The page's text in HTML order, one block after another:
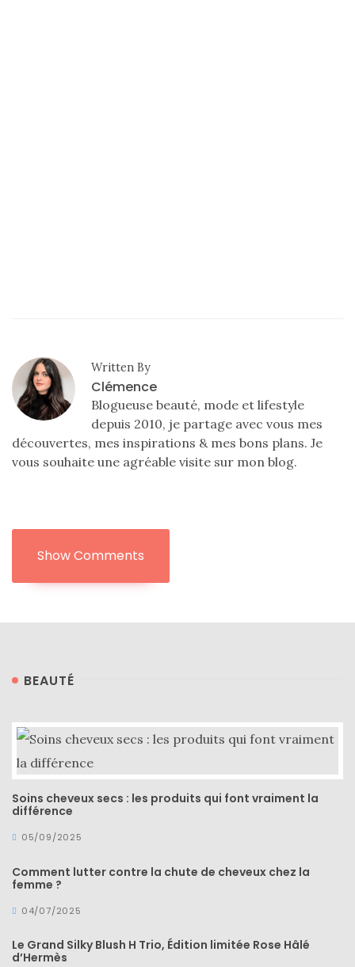
lequel
choisir
Actualités
beauté
(54)
Favoris
et
déceptions
(27)
Revues
(478)
(70)
Written By
Clémence
Blogueuse beauté, mode et lifestyle
depuis 2010, je partage avec vous mes
découvertes, mes inspirations & mes bons plans. Je
vous souhaite une agréable visite sur mon blog.
Show Comments
BEAUTÉ
Soins cheveux secs : les produits qui font vraiment la
différence
05/09/2025
Comment lutter contre la chute de cheveux chez la
femme ?
04/07/2025
Le Grand Silky Blush H Trio, Édition limitée Rose Hâlé
d’Hermès